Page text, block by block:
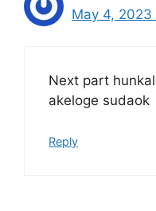
May 4, 2023
Next part
akeloge sudaok
Reply